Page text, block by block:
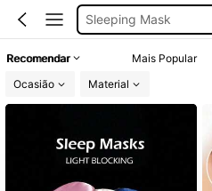
Venda Olhos
Recomendar Mais Popular
Ocasião
Material